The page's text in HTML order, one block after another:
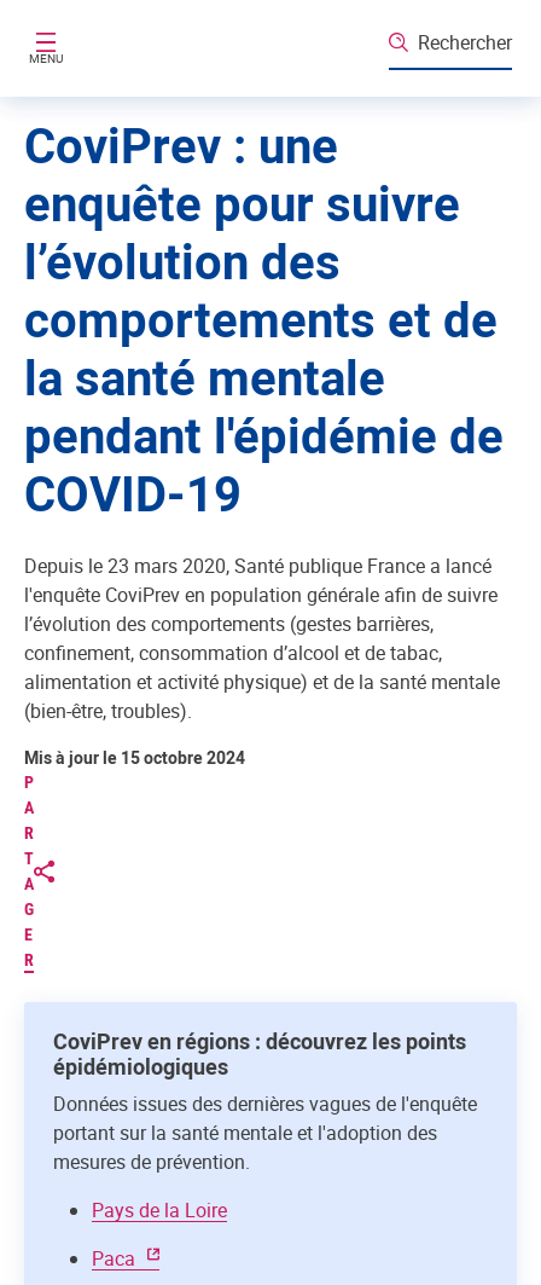
MENU
Rechercher
CoviPrev : une
enquête pour suivre
l’évolution des
comportements et de
la santé mentale
pendant l'épidémie de
COVID-19
Depuis le 23 mars 2020, Santé publique France a lancé
l'enquête CoviPrev en population générale afin de suivre
l’évolution des comportements (gestes barrières,
confinement, consommation d’alcool et de tabac,
alimentation et activité physique) et de la santé mentale
(bien-être, troubles).
P
A
R
T
A
G
E
R
Mis à jour le 15 octobre 2024
CoviPrev en régions : découvrez les points
épidémiologiques
Données issues des dernières vagues de l'enquête
portant sur la santé mentale et l'adoption des
mesures de prévention.
Pays de la Loire
Paca